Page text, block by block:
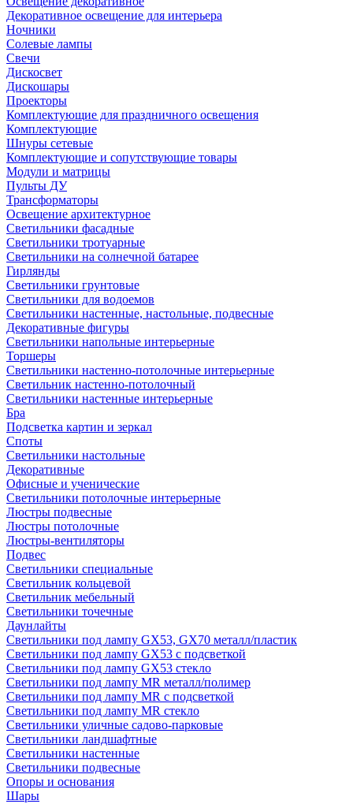
Декоративное освещение для интерьера
Ночники
Солевые лампы
Свечи
Дискосвет
Дискошары
Проекторы
Комплектующие для праздничного освещения
Комплектующие
Шнуры сетевые
Комплектующие и сопутствующие товары
Модули и матрицы
Пульты ДУ
Трансформаторы
Освещение архитектурное
Светильники фасадные
Светильники тротуарные
Светильники на солнечной батарее
Гирлянды
Светильники грунтовые
Светильники для водоемов
Светильники настенные, настольные, подвесные
Декоративные фигуры
Светильники напольные интерьерные
Торшеры
Светильники настенно-потолочные интерьерные
Светильник настенно-потолочный
Светильники настенные интерьерные
Бра
Подсветка картин и зеркал
Споты
Светильники настольные
Декоративные
Офисные и ученические
Светильники потолочные интерьерные
Люстры подвесные
Люстры потолочные
Люстры-вентиляторы
Подвес
Светильники специальные
Светильник кольцевой
Светильник мебельный
Светильники точечные
Даунлайты
Светильники под лампу GX53, GX70 металл/пластик
Светильники под лампу GX53 с подсветкой
Светильники под лампу GX53 стекло
Светильники под лампу MR металл/полимер
Светильники под лампу MR с подсветкой
Светильники под лампу MR стекло
Светильники уличные садово-парковые
Светильники ландшафтные
Светильники настенные
Светильники подвесные
Опоры и основания
Шары